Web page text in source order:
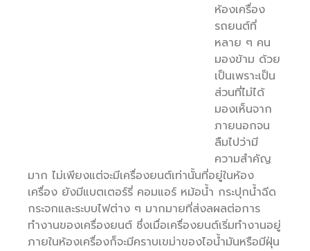
ห้องเครื่อง
รถยนต์ที่
หลาย ๆ คน
มองข้าม ด้วย
เป็นเพราะเป็น
ส่วนที่ไม่ได้
มองเห็นจาก
ภายนอกจน
ลืมไปว่ามี
ความสำคัญ
มาก ไม่เพียงแต่จะมีเครื่องยนต์เท่านั้นที่อยู่ในห้อง
เครื่อง ยังมีแบตเตอร์รี่ คอมแอร์ หม้อน้ำ กระปุกน้ำฉีด
กระจกและระบบไฟต่าง ๆ มากมายที่ส่งลผลต่อการ
ทำงานของเครื่องยนต์ ซึ่งเมื่อเครื่องยนต์เริ่มทำงานอยู่
ภายในห้องเครื่องก็จะมีคราบเขม่าของไอน้ำมันหรือมีฝุ่น